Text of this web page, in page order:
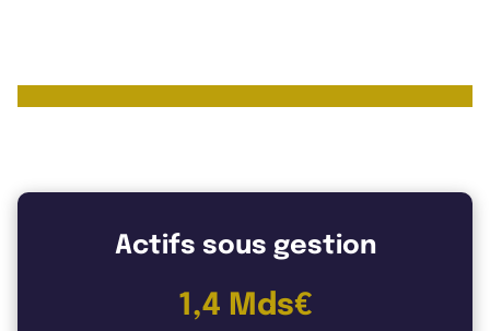
Actifs sous gestion
1,4 Mds€